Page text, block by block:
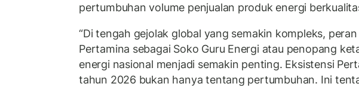
pertumbuhan volume penjualan produk energi
“Di tengah gejolak global yang semakin kompleks, peran
Pertamina sebagai Soko Guru Energi atau penopang
energi nasional menjadi semakin penting. Eksistensi
tahun 2026 bukan hanya tentang pertumbuhan. Ini